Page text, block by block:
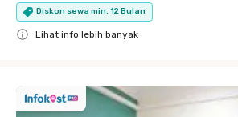
Diskon sewa min. 12 Bulan
Lihat info lebih banyak